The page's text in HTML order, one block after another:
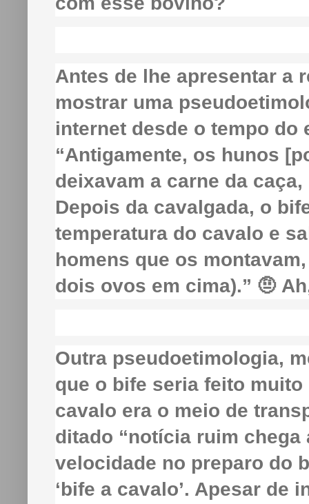
Antes de lhe apresentar a
mostrar uma
internet desde o tempo do
“Antigamente, os hunos
deixavam a carne da
Depois da cavalgada, o
temperatura do cavalo e
homens que os
dois ovos em cima).” 🤨
Outra pseudoetimologia,
que o bife seria feito
cavalo era o meio de
ditado “notícia ruim chega
velocidade no preparo do
‘bife a cavalo’. Apesar de